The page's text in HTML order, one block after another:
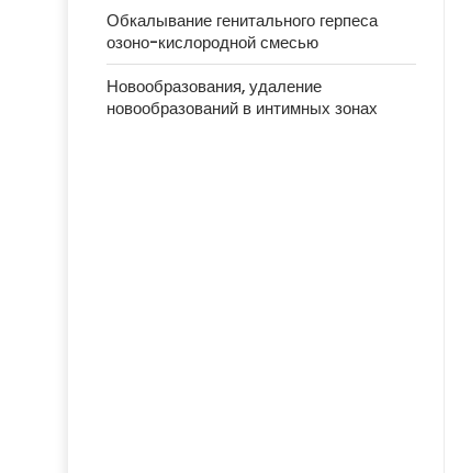
Обкалывание генитального герпеса
озоно-кислородной смесью
Новообразования, удаление
новообразований в интимных зонах